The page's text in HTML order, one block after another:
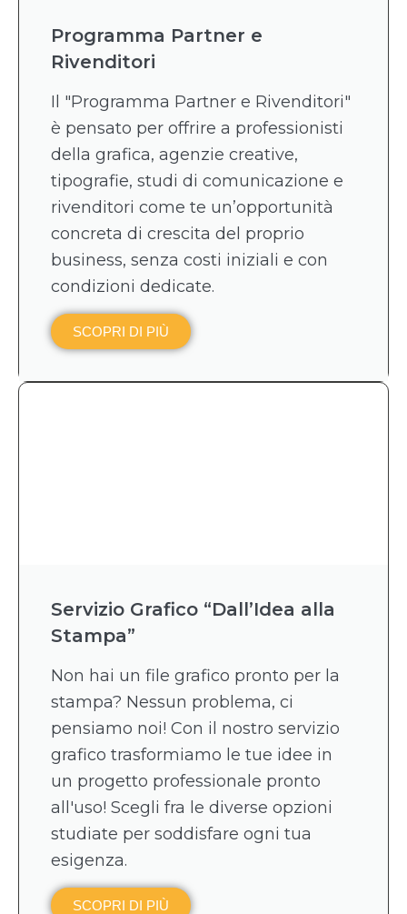
Programma Partner e
Rivenditori
Il "Programma Partner e Rivenditori"
è pensato per offrire a professionisti
della grafica, agenzie creative,
tipografie, studi di comunicazione e
rivenditori come te un’opportunità
concreta di crescita del proprio
business, senza costi iniziali e con
condizioni dedicate.
SCOPRI DI PIÙ
Servizio Grafico “Dall’Idea alla
Stampa”
Non hai un file grafico pronto per la
stampa? Nessun problema, ci
pensiamo noi! Con il nostro servizio
grafico trasformiamo le tue idee in
un progetto professionale pronto
all'uso! Scegli fra le diverse opzioni
studiate per soddisfare ogni tua
esigenza.
SCOPRI DI PIÙ